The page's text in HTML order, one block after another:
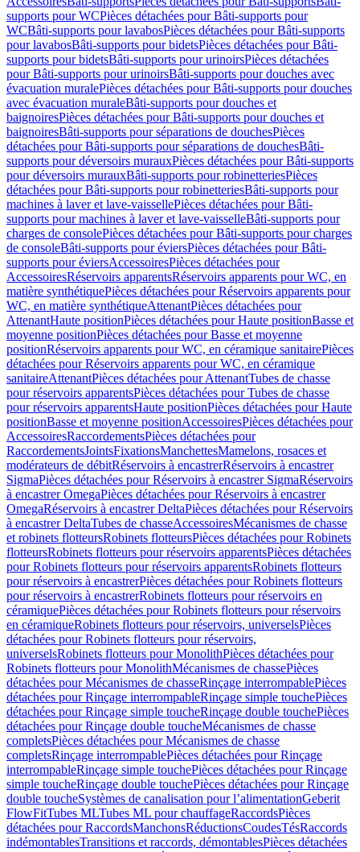
supports pour WCPièces détachées pour Bâti-supports pour
WCBâti-supports pour lavabosPièces détachées pour Bâti-supports
pour lavabosBâti-supports pour bidetsPièces détachées pour Bâti-
supports pour bidetsBâti-supports pour urinoirsPièces détachées
pour Bâti-supports pour urinoirsBâti-supports pour douches avec
évacuation muralePièces détachées pour Bâti-supports pour douches
avec évacuation muraleBâti-supports pour douches et
baignoiresPièces détachées pour Bâti-supports pour douches et
baignoiresBâti-supports pour séparations de douchesPièces
détachées pour Bâti-supports pour séparations de douchesBâti-
supports pour déversoirs murauxPièces détachées pour Bâti-supports
pour déversoirs murauxBâti-supports pour robinetteriesPièces
détachées pour Bâti-supports pour robinetteriesBâti-supports pour
machines à laver et lave-vaissellePièces détachées pour Bâti-
supports pour machines à laver et lave-vaisselleBâti-supports pour
charges de consolePièces détachées pour Bâti-supports pour charges
de consoleBâti-supports pour éviersPièces détachées pour Bâti-
supports pour éviersAccessoiresPièces détachées pour
AccessoiresRéservoirs apparentsRéservoirs apparents pour WC, en
matière synthétiquePièces détachées pour Réservoirs apparents pour
WC, en matière synthétiqueAttenantPièces détachées pour
AttenantHaute positionPièces détachées pour Haute positionBasse et
moyenne positionPièces détachées pour Basse et moyenne
positionRéservoirs apparents pour WC, en céramique sanitairePièces
détachées pour Réservoirs apparents pour WC, en céramique
sanitaireAttenantPièces détachées pour AttenantTubes de chasse
pour réservoirs apparentsPièces détachées pour Tubes de chasse
pour réservoirs apparentsHaute positionPièces détachées pour Haute
positionBasse et moyenne positionAccessoiresPièces détachées pour
AccessoiresRaccordementsPièces détachées pour
RaccordementsJointsFixationsManchettesMamelons, rosaces et
modérateurs de débitRéservoirs à encastrerRéservoirs à encastrer
SigmaPièces détachées pour Réservoirs à encastrer SigmaRéservoirs
à encastrer OmegaPièces détachées pour Réservoirs à encastrer
OmegaRéservoirs à encastrer DeltaPièces détachées pour Réservoirs
à encastrer DeltaTubes de chasseAccessoiresMécanismes de chasse
et robinets flotteursRobinets flotteursPièces détachées pour Robinets
flotteursRobinets flotteurs pour réservoirs apparentsPièces détachées
pour Robinets flotteurs pour réservoirs apparentsRobinets flotteurs
pour réservoirs à encastrerPièces détachées pour Robinets flotteurs
pour réservoirs à encastrerRobinets flotteurs pour réservoirs en
céramiquePièces détachées pour Robinets flotteurs pour réservoirs
en céramiqueRobinets flotteurs pour réservoirs, universelsPièces
détachées pour Robinets flotteurs pour réservoirs,
universelsRobinets flotteurs pour MonolithPièces détachées pour
Robinets flotteurs pour MonolithMécanismes de chassePièces
détachées pour Mécanismes de chasseRinçage interrompablePièces
détachées pour Rinçage interrompableRinçage simple touchePièces
détachées pour Rinçage simple toucheRinçage double touchePièces
détachées pour Rinçage double toucheMécanismes de chasse
completsPièces détachées pour Mécanismes de chasse
completsRinçage interrompablePièces détachées pour Rinçage
interrompableRinçage simple touchePièces détachées pour Rinçage
simple toucheRinçage double touchePièces détachées pour Rinçage
double toucheSystèmes de canalisation pour l’alimentationGeberit
FlowFitTubes MLTubes ML pour chauffageRaccordsPièces
détachées pour RaccordsManchonsRéductionsCoudesTésRaccords
indémontablesTransitions et raccords, démontablesPièces détachées